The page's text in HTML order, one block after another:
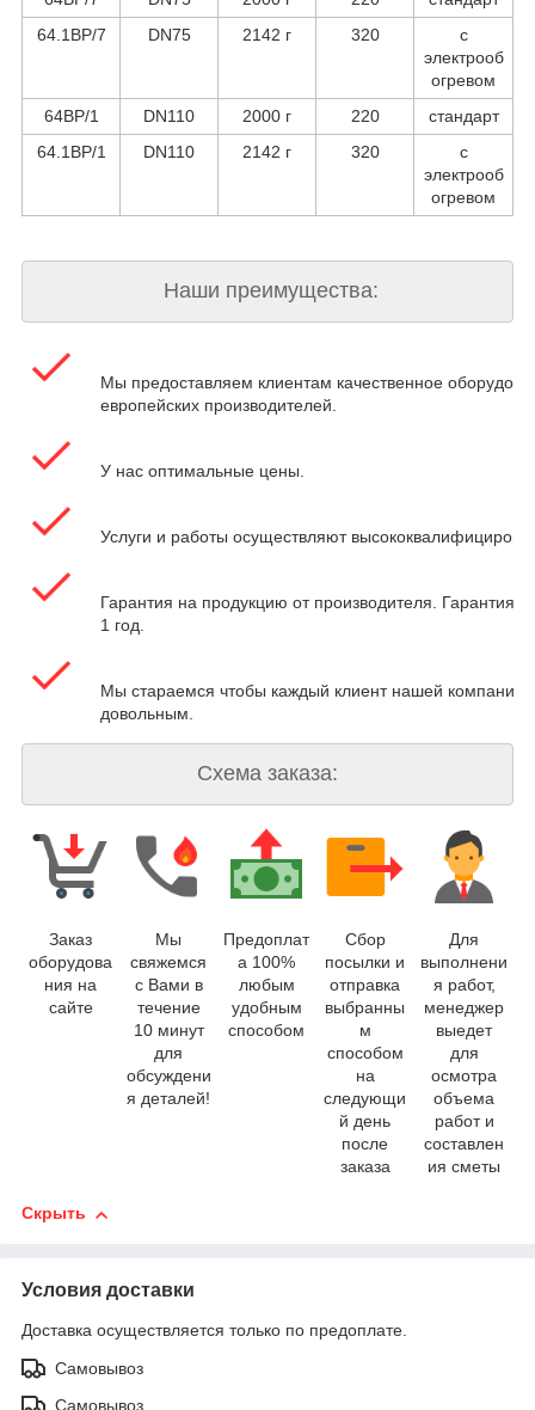
64.1BP/7
DN75 2142 г 320
с
электрооб
огревом
64BP/1
DN110 2000 г 220
стандарт
64.1BP/1
DN110 2142 г 320
с
электрооб
огревом
Наши преимущества:
Мы предоставляем клиентам качественное
европейских производителей.
У нас оптимальные цены.
Услуги и работы осуществляют
Гарантия на продукцию от производителя. Гарантия
1 год.
Мы стараемся чтобы каждый клиент нашей компании
довольным.
Схема заказа:
Заказ
оборудова
ния на
сайте
Мы
свяжемся
с Вами в
течение
10 минут
для
обсуждени
я деталей!
Предоплат
а 100%
любым
удобным
способом
Сбор
посылки и
отправка
выбранны
м
способом
на
следующи
й день
после
заказа
Для
выполнени
я работ,
менеджер
выедет
для
осмотра
объема
работ и
составлен
ия сметы
Скрыть
Условия доставки
Доставка осуществляется только по предоплате.
Самовывоз
Самовывоз